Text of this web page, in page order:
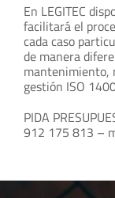
En LEGITEC
facilitará el
cada caso
de manera
mantenimiento,
gestión ISO
PIDA
912 175 813 –